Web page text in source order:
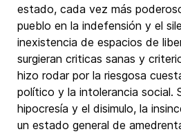
estado, cada vez más
pueblo en la indefensión y el
inexistencia de espacios de
surgieran criticas sanas y
hizo rodar por la riesgosa
político y la intolerancia social.
hipocresía y el disimulo, la
un estado general de